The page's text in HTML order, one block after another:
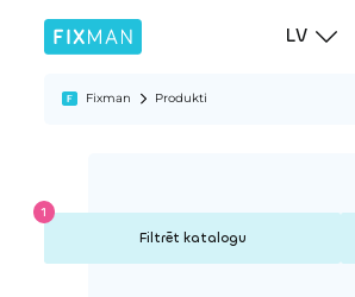
LV
Fixman Produkti